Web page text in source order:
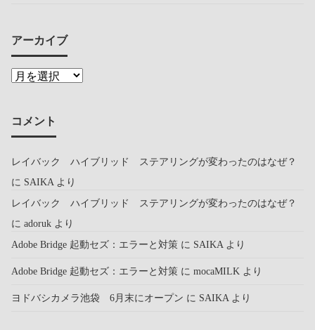
アーカイブ
コメント
レイバック ハイブリッド ステアリングが変わったのはなぜ？
に SAIKAより
レイバック ハイブリッド ステアリングが変わったのはなぜ？
に adoruk より
Adobe Bridge 起動セズ：エラーと対策 に SAIKAより
Adobe Bridge 起動セズ：エラーと対策 に mocaMILK より
ヨドバシカメラ池袋 6月末にオープン に SAIKAより